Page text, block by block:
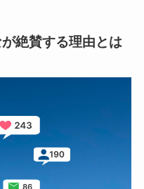
絶賛する理由とは